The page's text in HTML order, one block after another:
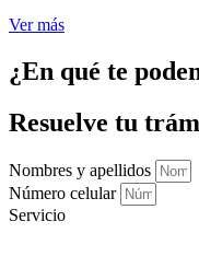
Ver más
¿En qué te
Resuelve tu
Nombres y apellidos
Número celular
Servicio